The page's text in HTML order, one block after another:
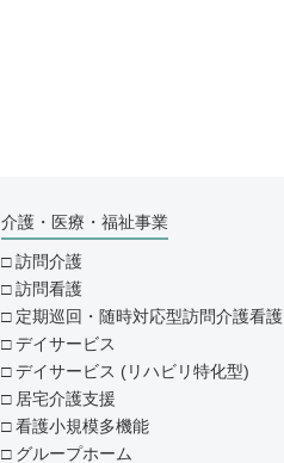
介護・医療・福祉事業
訪問介護
訪問看護
定期巡回・随時対応型訪問介護看護
デイサービス
デイサービス (リハビリ特化型)
居宅介護支援
看護小規模多機能
グループホーム